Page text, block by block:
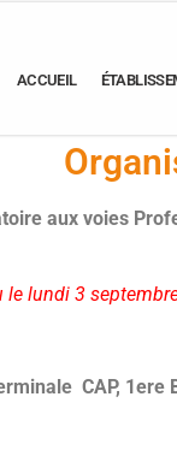
ACCUEIL
aux voies
le lundi 3
CAP, 1ere